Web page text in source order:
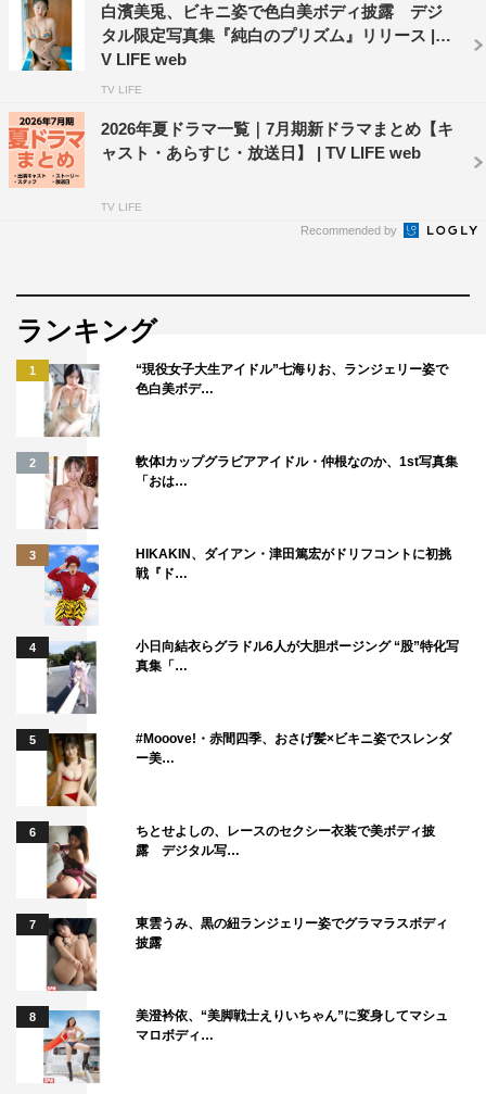
白濱美兎、ビキニ姿で色白美ボディ披露 デジ
タル限定写真集『純白のプリズム』リリース | T
V LIFE web
TV LIFE
2026年夏ドラマ一覧｜7月期新ドラマまとめ【キ
ャスト・あらすじ・放送日】 | TV LIFE web
TV LIFE
Recommended by
ランキング
1
“現役女子大生アイドル”七海りお、ランジェリー姿で
色白美ボデ…
2
軟体Iカップグラビアアイドル・仲根なのか、1st写真集
「おは…
3
HIKAKIN、ダイアン・津田篤宏がドリフコントに初挑
戦『ド…
4
小日向結衣らグラドル6人が大胆ポージング “股”特化写
真集「…
5
#Mooove!・赤間四季、おさげ髪×ビキニ姿でスレンダ
ー美…
6
ちとせよしの、レースのセクシー衣装で美ボディ披
露 デジタル写…
7
東雲うみ、黒の紐ランジェリー姿でグラマラスボディ
披露
8
美澄衿依、“美脚戦士えりいちゃん”に変身してマシュ
マロボディ…